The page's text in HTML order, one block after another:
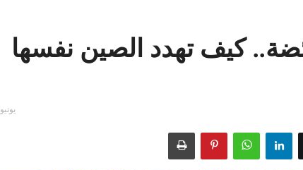
كيف تهدد الصين نفسها
يونيو 4, 2024 - 17:00